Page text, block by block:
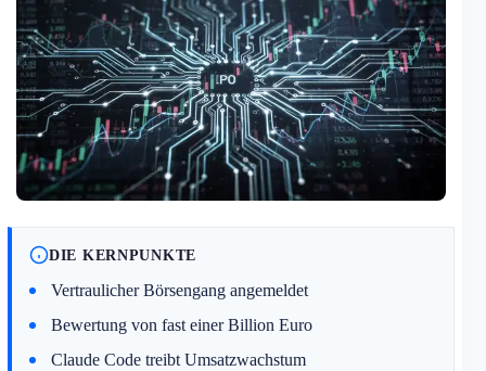
DIE KERNPUNKTE
Vertraulicher Börsengang angemeldet
Bewertung von fast einer Billion Euro
Claude Code treibt Umsatzwachstum